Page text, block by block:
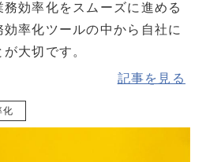
効率化をスムーズに進める
率化ツールの中から自社に
大切です。
記事を見る
化